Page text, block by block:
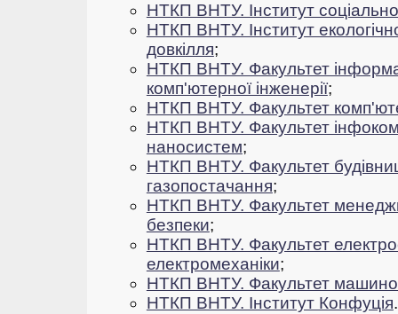
НТКП ВНТУ. Інститут
НТКП ВНТУ. Інститут
довкілля;
НТКП ВНТУ. Факультет
комп'ютерної інженерії;
НТКП ВНТУ. Факультет
НТКП ВНТУ. Факультет
наносистем;
НТКП ВНТУ. Факультет
газопостачання;
НТКП ВНТУ. Факультет
безпеки;
НТКП ВНТУ. Факультет
електромеханіки;
НТКП ВНТУ. Факультет
НТКП ВНТУ. Інститут Конфуція.